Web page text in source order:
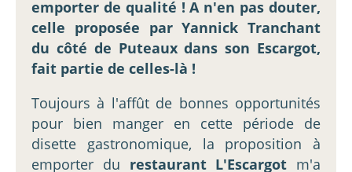
emporter de qualité ! A n'en pas douter,
celle proposée par Yannick Tranchant
du côté de Puteaux dans son Escargot,
fait partie de celles-là !
Toujours à l'affût de bonnes opportunités
pour bien manger en cette période de
disette gastronomique, la proposition à
emporter du restaurant L'Escargot m'a